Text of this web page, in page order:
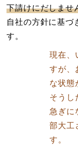
下請けにだしませ
自社の方針に基づ
す。
現在、
すが、
な状態
そうし
急ぎに
部大工
す。